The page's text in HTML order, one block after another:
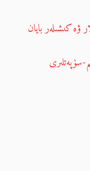
ۋە كىشىلەر بايان
سۈپەتلىرى